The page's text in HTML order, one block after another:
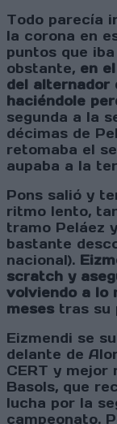
Todo parecía
la corona en
puntos que
obstante, en
del alternador
haciéndole
segunda a la
décimas de
retomaba el
aupaba a la
Pons salió y
ritmo lento,
tramo Peláez
bastante
nacional).
scratch y
volviendo a lo
meses tras su
Eizmendi se
delante de
CERT y mejor
Basols, que
lucha por la
campeonato.